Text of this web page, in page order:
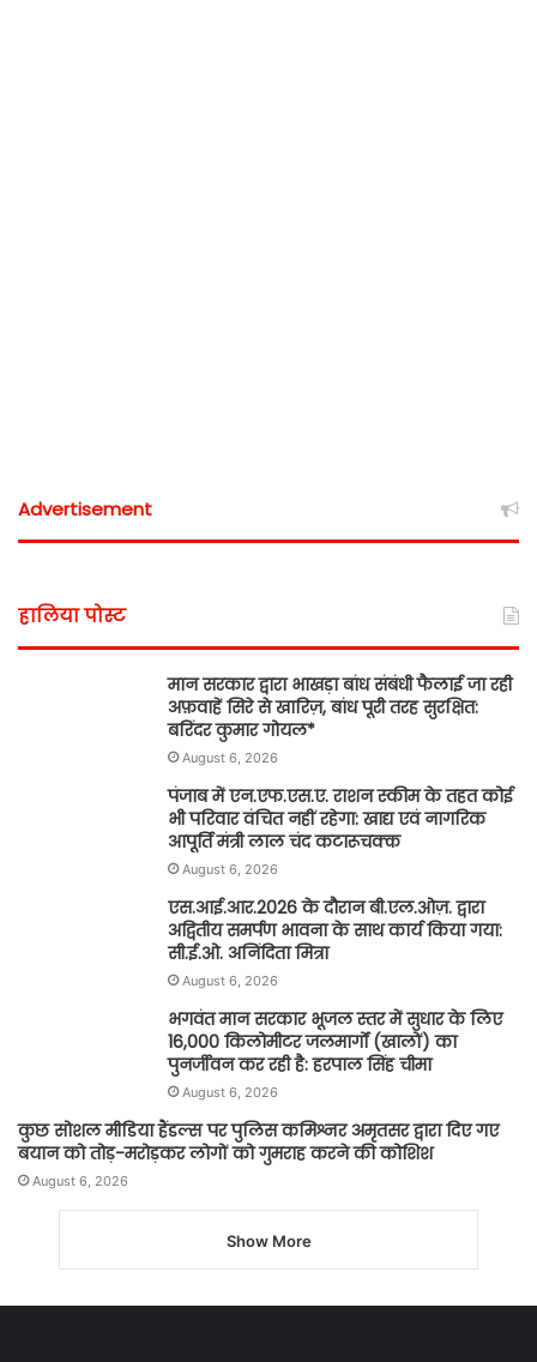
Advertisement
हालिया पोस्ट
मान सरकार द्वारा भाखड़ा बांध संबंधी फैलाई जा रही
अफ़वाहें सिरे से खारिज़, बांध पूरी तरह सुरक्षित:
बरिंदर कुमार गोयल*
August 6, 2026
पंजाब में एन.एफ.एस.ए. राशन स्कीम के तहत कोई
भी परिवार वंचित नहीं रहेगा: खाद्य एवं नागरिक
आपूर्ति मंत्री लाल चंद कटारूचक्क
August 6, 2026
एस.आई.आर.2026 के दौरान बी.एल.ओज़. द्वारा
अद्वितीय समर्पण भावना के साथ कार्य किया गया:
सी.ई.ओ. अनिंदिता मित्रा
August 6, 2026
भगवंत मान सरकार भूजल स्तर में सुधार के लिए
16,000 किलोमीटर जलमार्गों (खालों) का
पुनर्जीवन कर रही है: हरपाल सिंह चीमा
August 6, 2026
कुछ सोशल मीडिया हैंडल्स पर पुलिस कमिश्नर अमृतसर द्वारा दिए गए
बयान को तोड़-मरोड़कर लोगों को गुमराह करने की कोशिश
August 6, 2026
Show More